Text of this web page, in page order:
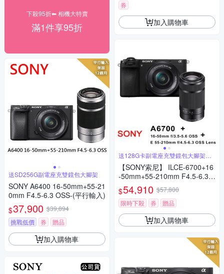
下殺95折⬅︎ 相機大特賣
滿1件享95折
送SD256G副電座充雙鏡包大腳架
SONY A6400 16-50mm+55-21
0mm F4.5-6.3 OSS-(平行輸入)
$37,900 $39,894
挑戰低價
券 贈品
加入購物車
券
加入購物車
送128G卡副電座充雙鏡包大腳架拭
鏡筆
【SONY索尼】 ILCE-6700+16
-50mm+55-210mm F4.5-6.3
OSS (平行輸入)
$54,910 $57,800
限時下殺
券 贈品
加入購物車